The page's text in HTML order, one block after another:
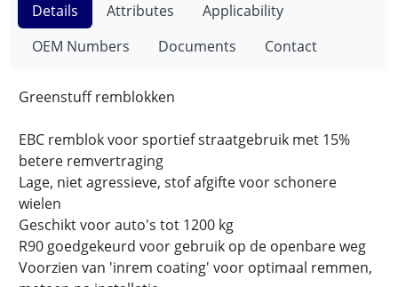
Details Attributes
Applicability
OEM Numbers
Documents Contact
Greenstuff remblokken
EBC remblok voor sportief straatgebruik met 15%
betere remvertraging
Lage, niet agressieve, stof afgifte voor schonere
wielen
Geschikt voor auto's tot 1200 kg
R90 goedgekeurd voor gebruik op de openbare weg
Voorzien van 'inrem coating' voor optimaal remmen,